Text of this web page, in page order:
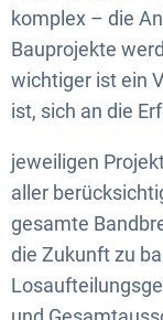
komplex – die
Bauprojekte
wichtiger ist ein
ist, sich an die
jeweiligen
aller
gesamte
die Zukunft zu